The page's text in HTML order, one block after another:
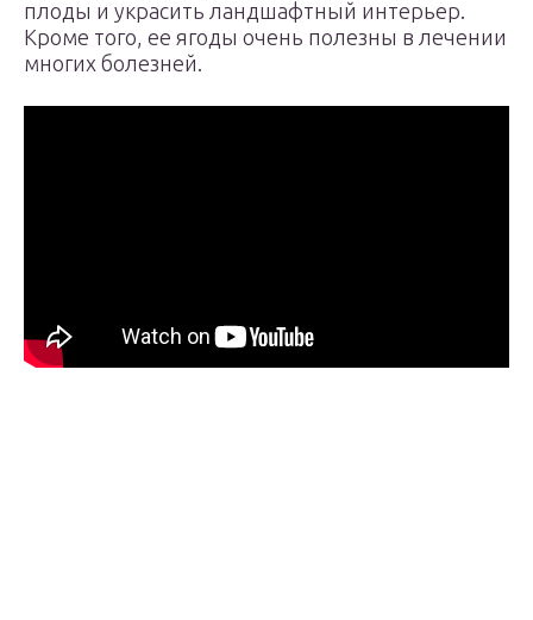
плоды и украсить ландшафтный интерьер.
Кроме того, ее ягоды очень полезны в лечении
многих болезней.